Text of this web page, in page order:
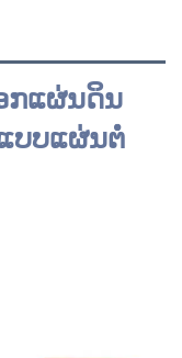
ກແຜ່ນດິນ
ບບແຜ່ນຕໍ່